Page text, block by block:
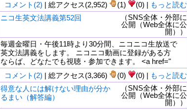
コメント(2) | 総アクセス(2,952) (1) (0) | もっと読む
ニコ生英文法講義第52回
（SNS全体・外部に
公開（Web全体に公
開））
毎週金曜日・午後11時より30分間、ニコニコ生放送で
英文法講義をします。 ニコニコ動画に登録がある方
ならば、どなたでも視聴・参加できます。 <a href="
コメント(2) | 総アクセス(3,366) (0) (0) | もっと読む
得意な人には解けない理由が分か
るまい（解答編）
（SNS全体・外部に
公開（Web全体に公
開））